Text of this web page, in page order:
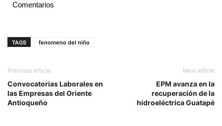
Comentarios
TAGS fenomeno del niño
Previous article
Convocatorias Laborales en
las Empresas del Oriente
Antioqueño
Next article
EPM avanza en la
recuperación de la
hidroeléctrica Guatapé